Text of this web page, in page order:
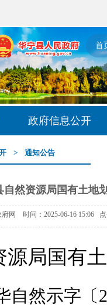
首
政府信息公开
> 通知公告
自然资源局国有土地
府网 时间：2025-06-16 15:06
源局国有
自然示字〔